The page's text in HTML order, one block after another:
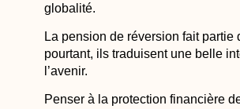
globalité.
La pension de réversion fait
pourtant, ils traduisent une belle
l’avenir.
Penser à la protection financière